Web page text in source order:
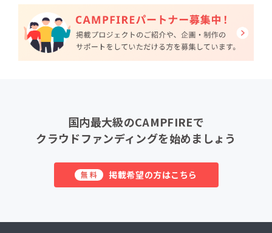
国内最大級のCAMPFIREで
クラウドファンディングを始めましょう
無料 掲載希望の方はこちら